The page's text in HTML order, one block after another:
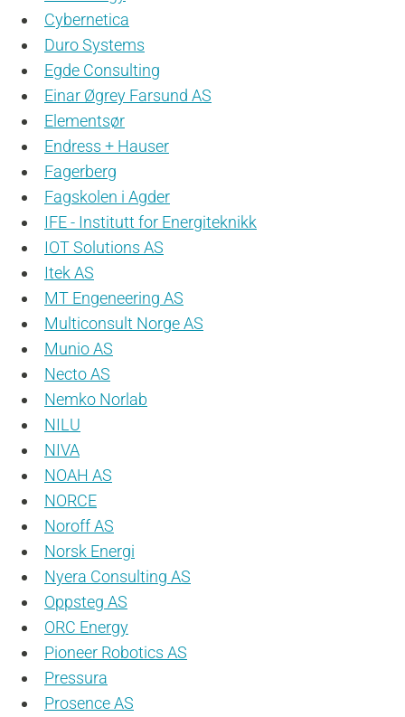
Cybernetica
Duro Systems
Egde Consulting
Einar Øgrey Farsund AS
Elementsør
Endress + Hauser
Fagerberg
Fagskolen i Agder
IFE - Institutt for Energiteknikk
IOT Solutions AS
Itek AS
MT Engeneering AS
Multiconsult Norge AS
Munio AS
Necto AS
Nemko Norlab
NILU
NIVA
NOAH AS
NORCE
Noroff AS
Norsk Energi
Nyera Consulting AS
Oppsteg AS
ORC Energy
Pioneer Robotics AS
Pressura
Prosence AS